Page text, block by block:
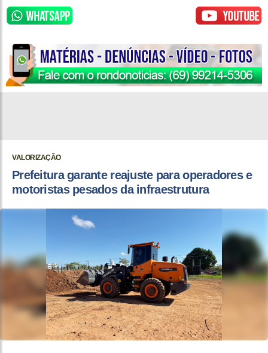
VALORIZAÇÃO
Prefeitura garante reajuste para operadores e
motoristas pesados da infraestrutura